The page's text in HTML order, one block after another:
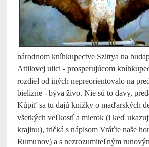
národnom kníhkupectve Szittya na
Attilovej ulici - prosperujúcom
rozdiel od iných nepreorientovalo na
bielizne - býva živo. Nie sú to davy,
Kúpiť sa tu dajú knižky o maďarských
všetkých veľkostí a mierok (i keď
krajinu), tričká s nápisom Vráťte naše
Rumunov) a s nezrozumiteľným